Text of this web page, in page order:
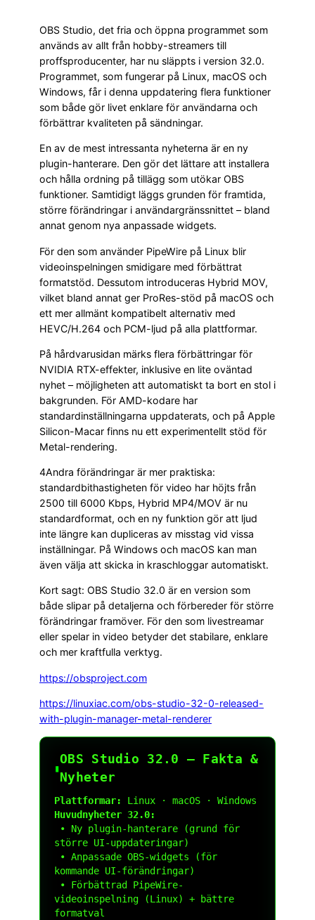
OBS Studio, det fria och öppna programmet som
används av allt från hobby-streamers till
proffsproducenter, har nu släppts i version 32.0.
Programmet, som fungerar på Linux, macOS och
Windows, får i denna uppdatering flera funktioner
som både gör livet enklare för användarna och
förbättrar kvaliteten på sändningar.
En av de mest intressanta nyheterna är en ny
plugin-hanterare. Den gör det lättare att installera
och hålla ordning på tillägg som utökar OBS
funktioner. Samtidigt läggs grunden för framtida,
större förändringar i användargränssnittet – bland
annat genom nya anpassade widgets.
För den som använder PipeWire på Linux blir
videoinspelningen smidigare med förbättrat
formatstöd. Dessutom introduceras Hybrid MOV,
vilket bland annat ger ProRes-stöd på macOS och
ett mer allmänt kompatibelt alternativ med
HEVC/H.264 och PCM-ljud på alla plattformar.
På hårdvarusidan märks flera förbättringar för
NVIDIA RTX-effekter, inklusive en lite oväntad
nyhet – möjligheten att automatiskt ta bort en stol i
bakgrunden. För AMD-kodare har
standardinställningarna uppdaterats, och på Apple
Silicon-Macar finns nu ett experimentellt stöd för
Metal-rendering.
4Andra förändringar är mer praktiska:
standardbithastigheten för video har höjts från
2500 till 6000 Kbps, Hybrid MP4/MOV är nu
standardformat, och en ny funktion gör att ljud
inte längre kan dupliceras av misstag vid vissa
inställningar. På Windows och macOS kan man
även välja att skicka in kraschloggar automatiskt.
Kort sagt: OBS Studio 32.0 är en version som
både slipar på detaljerna och förbereder för större
förändringar framöver. För den som livestreamar
eller spelar in video betyder det stabilare, enklare
och mer kraftfulla verktyg.
https://obsproject.com
https://linuxiac.com/obs-studio-32-0-released-
with-plugin-manager-metal-renderer
▮
OBS Studio 32.0 — Fakta &
Nyheter
Plattformar:
Huvudnyheter 32.0:
större UI-uppdateringar)
kommande UI-förändringar)
videoinspelning (Linux) + bättre
formatval